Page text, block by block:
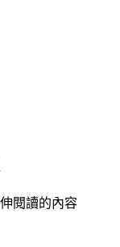
閱讀的內容